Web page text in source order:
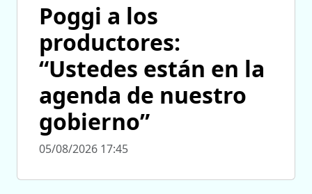
Poggi a los
productores:
“Ustedes están en la
agenda de nuestro
gobierno”
05/08/2026 17:45